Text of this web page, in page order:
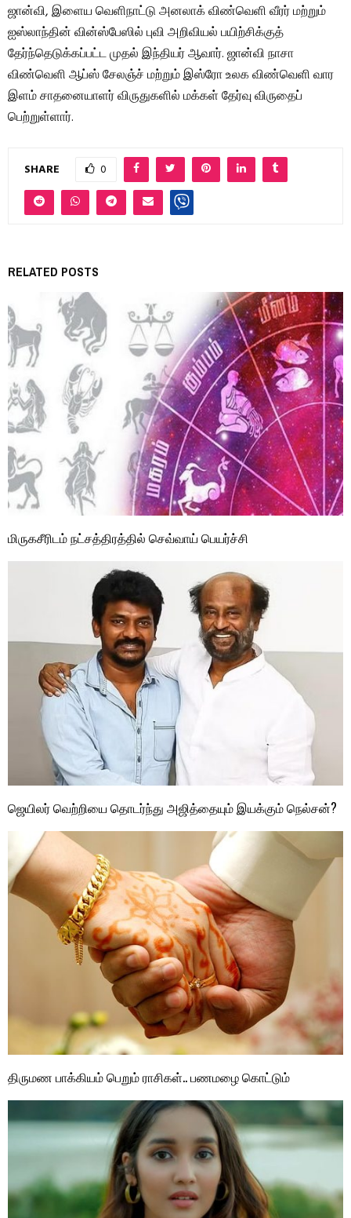
ஜான்வி, இளைய வெளிநாட்டு அனலாக் விண்வெளி வீரர் மற்றும்
ஐஸ்லாந்தின் வின்ஸ்பேஸில் புவி அறிவியல் பயிற்சிக்குத்
தேர்ந்தெடுக்கப்பட்ட முதல் இந்தியர் ஆவார். ஜான்வி நாசா
விண்வெளி ஆப்ஸ் சேலஞ்ச் மற்றும் இஸ்ரோ உலக விண்வெளி வார
இளம் சாதனையாளர் விருதுகளில் மக்கள் தேர்வு விருதைப்
பெற்றுள்ளார்.
SHARE 0
RELATED POSTS
மிருகசீரிடம் நட்சத்திரத்தில் செவ்வாய் பெயர்ச்சி
ஜெயிலர் வெற்றியை தொடர்ந்து அஜித்தையும் இயக்கும் நெல்சன்?
திருமண பாக்கியம் பெறும் ராசிகள்.. பணமழை கொட்டும்